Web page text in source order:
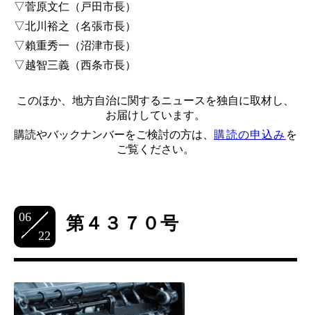
▽菅原文仁（戸田市長）
▽北川裕之（名張市長）
▽賴重秀一（沼津市長）
▽越智三義（西条市長）
このほか、地方自治に関するニュースを独自に取材し、
お届けしています。
購読やバックナンバーをご検討の方は、 購読の申込み を
ご覧ください。
06
22
第４３７０号